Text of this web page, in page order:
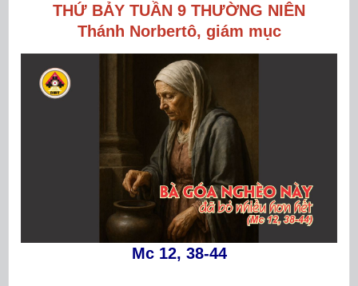
THỨ BẢY TUẦN 9 THƯỜNG NIÊN
Thánh Norbertô, giám mục
Mc 12, 38-44